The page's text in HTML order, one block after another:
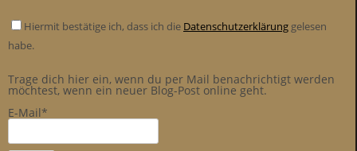
Hiermit bestätige ich, dass ich die Datenschutzerklärung gelesen
habe.
Trage dich hier ein, wenn du per Mail benachrichtigt werden
möchtest, wenn ein neuer Blog-Post online geht.
E-Mail*